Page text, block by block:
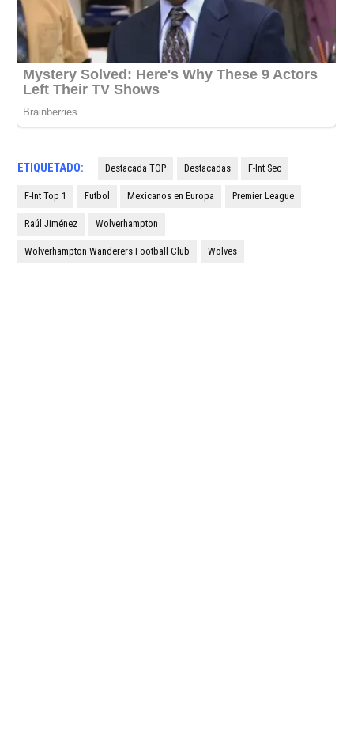
ETIQUETADO: Destacada TOP Destacadas F-Int Sec
F-Int Top 1 Futbol Mexicanos en Europa Premier League
Raúl Jiménez Wolverhampton
Wolverhampton Wanderers Football Club Wolves